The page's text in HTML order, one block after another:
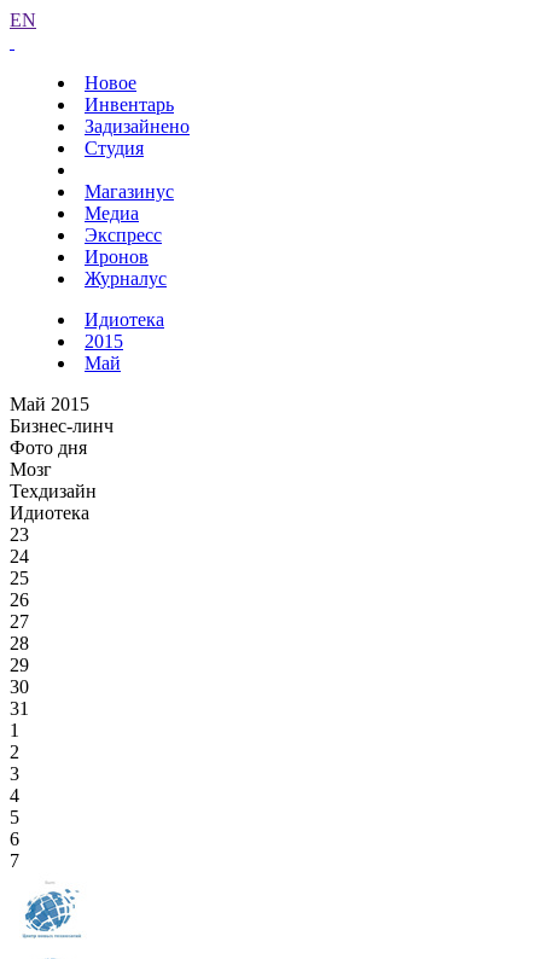
EN
Новое
Инвентарь
Задизайнено
Студия
Магазинус
Медиа
Экспресс
Иронов
Журналус
Идиотека
2015
Май
Май 2015
Бизнес-линч
Фото дня
Мозг
Техдизайн
Идиотека
23
24
25
26
27
28
29
30
31
1
2
3
4
5
6
7